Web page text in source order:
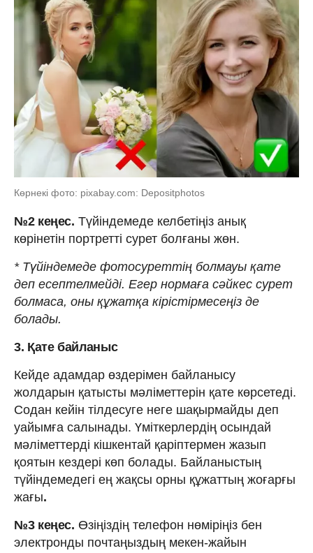
Көрнекі фото: pixabay.com: Depositphotos
№2 кеңес. Түйіндемеде келбетіңіз анық
көрінетін портретті сурет болғаны жөн.
* Түйіндемеде фотосуреттің болмауы қате
деп есептелмейді. Егер нормаға сәйкес сурет
болмаса, оны құжатқа кірістірмесеңіз де
болады.
3. Қате байланыс
Кейде адамдар өздерімен байланысу
жолдарын қатысты мәліметтерін қате көрсетеді.
Содан кейін тілдесуге неге шақырмайды деп
уайымға салынады. Үміткерлердің осындай
мәліметтерді кішкентай қаріптермен жазып
қоятын кездері көп болады. Байланыстың
түйіндемедегі ең жақсы орны құжаттың жоғарғы
жағы.
№3 кеңес. Өзіңіздің телефон нөміріңіз бен
электронды почтаңыздың мекен-жайын